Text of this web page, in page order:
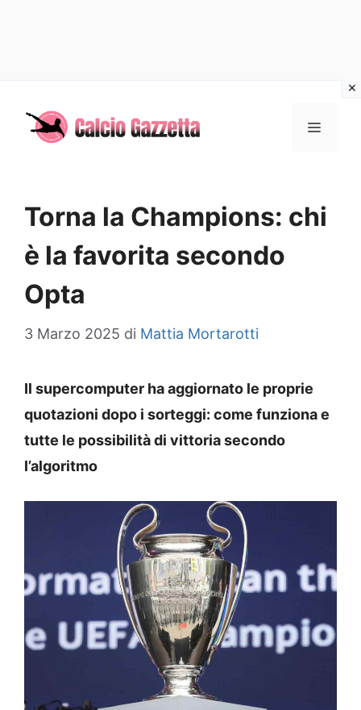
contenuto
MENU
Torna la Champions: chi
è la favorita secondo
Opta
3 Marzo 2025 di Mattia Mortarotti
Il supercomputer ha aggiornato le proprie
quotazioni dopo i sorteggi: come funziona e
tutte le possibilità di vittoria secondo
l’algoritmo